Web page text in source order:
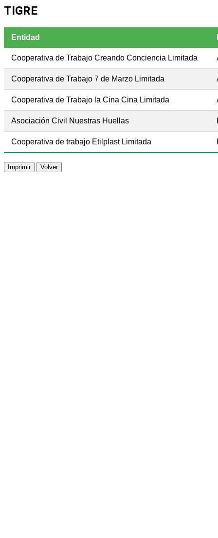
TIGRE
Entidad
Cooperativa de Trabajo Creando Conciencia Limitada
Cooperativa de Trabajo 7 de Marzo Limitada
Cooperativa de Trabajo la Cina Cina Limitada
Asociación Civil Nuestras Huellas
Cooperativa de trabajo Etilplast Limitada
Volver